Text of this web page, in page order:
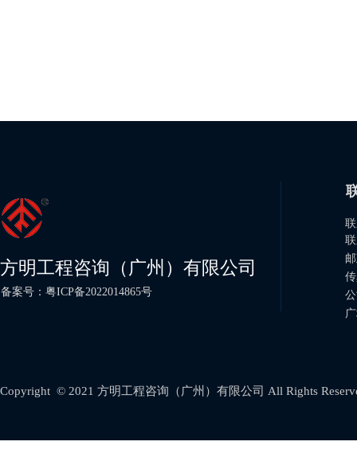
方明工程咨询（广州）有限公司
Copyright © 2021 方明工程咨询（广州）有限公司 All Rights
备案号：粤ICP备2022014865号